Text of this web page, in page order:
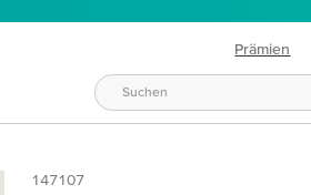
Prämien
147107